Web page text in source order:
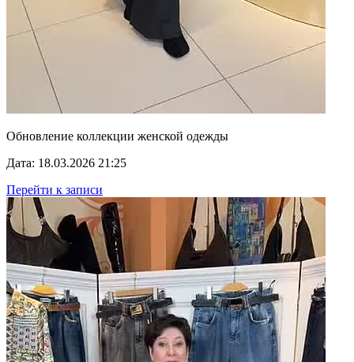
Обновление коллекции женской одежды
Дата: 18.03.2026 21:25
Перейти к записи